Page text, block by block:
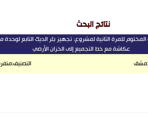
نتائج البحث
للمرة الثانية لمشروع: تجهيز بئر الديك التابع لوحدة
عكاشة مع خط التجميع إلى الخزان الأرضي
التصنيف: